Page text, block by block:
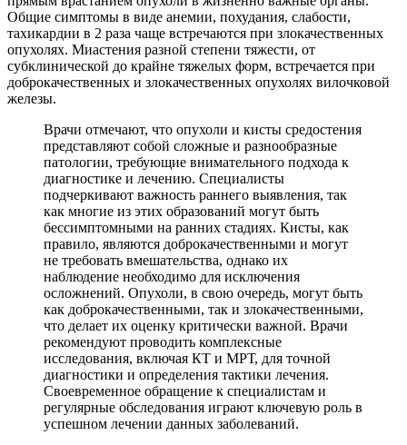
Общие симптомы в виде анемии, похудания, слабости,
тахикардии в 2 раза чаще встречаются при злокачественных
опухолях. Миастения разной степени тяжести, от
субклинической до крайне тяжелых форм, встречается при
доброкачественных и злокачественных опухолях вилочковой
железы.
Врачи отмечают, что опухоли и кисты средостения
представляют собой сложные и разнообразные
патологии, требующие внимательного подхода к
диагностике и лечению. Специалисты
подчеркивают важность раннего выявления, так
как многие из этих образований могут быть
бессимптомными на ранних стадиях. Кисты, как
правило, являются доброкачественными и могут
не требовать вмешательства, однако их
наблюдение необходимо для исключения
осложнений. Опухоли, в свою очередь, могут быть
как доброкачественными, так и злокачественными,
что делает их оценку критически важной. Врачи
рекомендуют проводить комплексные
исследования, включая КТ и МРТ, для точной
диагностики и определения тактики лечения.
Своевременное обращение к специалистам и
регулярные обследования играют ключевую роль в
успешном лечении данных заболеваний.